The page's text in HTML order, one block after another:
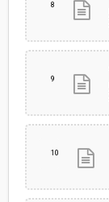
8
9
10